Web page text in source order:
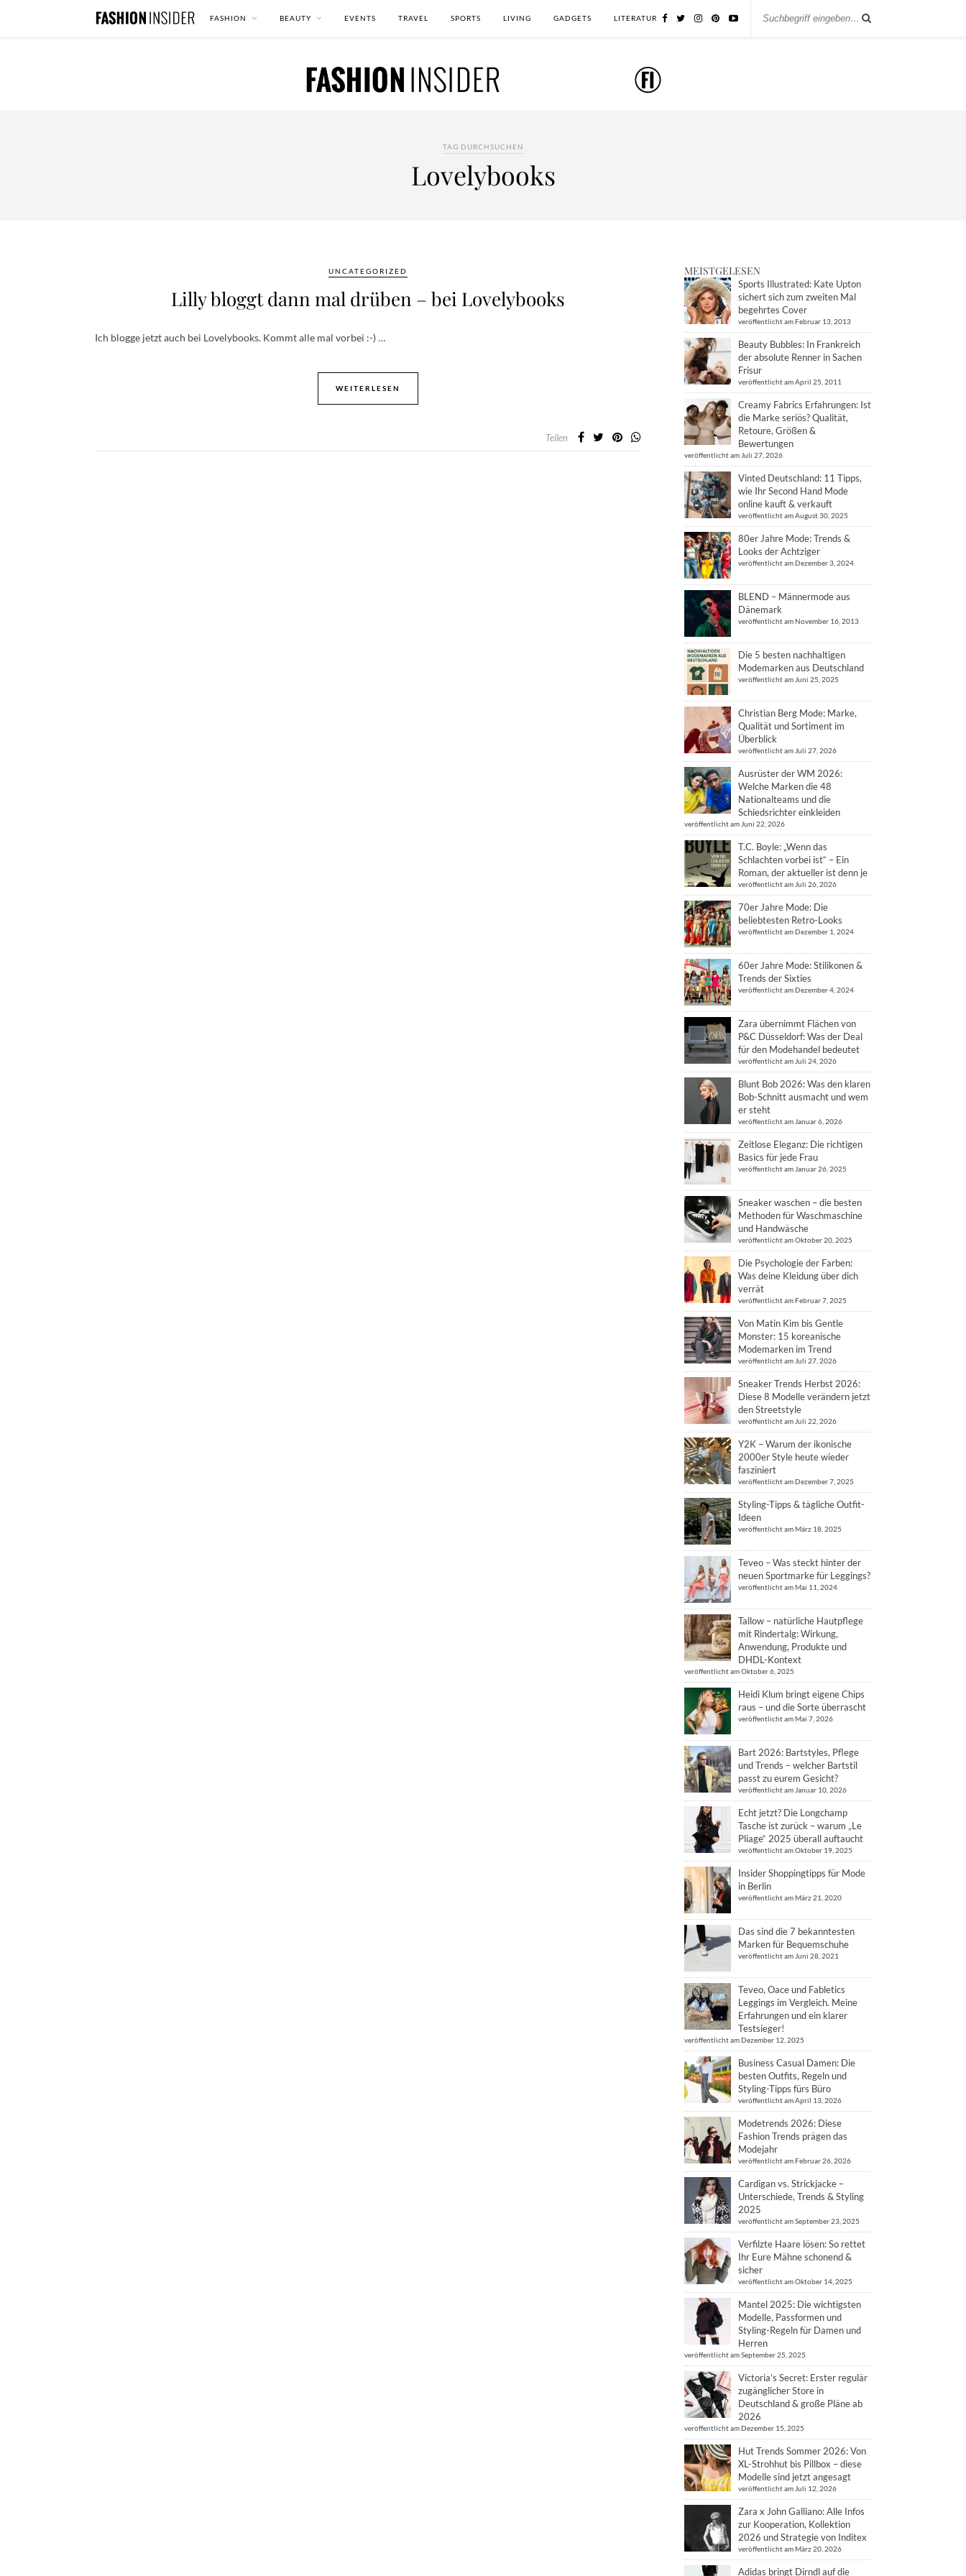
FASHION BEAUTY EVENTS TRAVEL SPORTS LIVING GADGETS LITERATUR
TAG DURCHSUCHEN
Lovelybooks
UNCATEGORIZED
Lilly bloggt dann mal drüben – bei Lovelybooks
Ich blogge jetzt auch bei Lovelybooks. Kommt alle mal vorbei :-) …
WEITERLESEN
Teilen
MEISTGELESEN
Sports Illustrated: Kate Upton
sichert sich zum zweiten Mal
begehrtes Cover
veröffentlicht am Februar 13, 2013
Beauty Bubbles: In Frankreich
der absolute Renner in Sachen
Frisur
veröffentlicht am April 25, 2011
Creamy Fabrics Erfahrungen: Ist
die Marke seriös? Qualität,
Retoure, Größen &
Bewertungen
veröffentlicht am Juli 27, 2026
Vinted Deutschland: 11 Tipps,
wie Ihr Second Hand Mode
online kauft & verkauft
veröffentlicht am August 30, 2025
80er Jahre Mode: Trends &
Looks der Achtziger
veröffentlicht am Dezember 3, 2024
BLEND – Männermode aus
Dänemark
veröffentlicht am November 16, 2013
Die 5 besten nachhaltigen
Modemarken aus Deutschland
veröffentlicht am Juni 25, 2025
Christian Berg Mode: Marke,
Qualität und Sortiment im
Überblick
veröffentlicht am Juli 27, 2026
Ausrüster der WM 2026:
Welche Marken die 48
Nationalteams und die
Schiedsrichter einkleiden
veröffentlicht am Juni 22, 2026
T.C. Boyle: „Wenn das
Schlachten vorbei ist“ – Ein
Roman, der aktueller ist denn je
veröffentlicht am Juli 26, 2026
70er Jahre Mode: Die
beliebtesten Retro-Looks
veröffentlicht am Dezember 1, 2024
60er Jahre Mode: Stilikonen &
Trends der Sixties
veröffentlicht am Dezember 4, 2024
Zara übernimmt Flächen von
P&C Düsseldorf: Was der Deal
für den Modehandel bedeutet
veröffentlicht am Juli 24, 2026
Blunt Bob 2026: Was den klaren
Bob-Schnitt ausmacht und wem
er steht
veröffentlicht am Januar 6, 2026
Zeitlose Eleganz: Die richtigen
Basics für jede Frau
veröffentlicht am Januar 26, 2025
Sneaker waschen – die besten
Methoden für Waschmaschine
und Handwäsche
veröffentlicht am Oktober 20, 2025
Die Psychologie der Farben:
Was deine Kleidung über dich
verrät
veröffentlicht am Februar 7, 2025
Von Matin Kim bis Gentle
Monster: 15 koreanische
Modemarken im Trend
veröffentlicht am Juli 27, 2026
Sneaker Trends Herbst 2026:
Diese 8 Modelle verändern jetzt
den Streetstyle
veröffentlicht am Juli 22, 2026
Y2K – Warum der ikonische
2000er Style heute wieder
fasziniert
veröffentlicht am Dezember 7, 2025
Styling-Tipps & tägliche Outfit-
Ideen
veröffentlicht am März 18, 2025
Teveo – Was steckt hinter der
neuen Sportmarke für Leggings?
veröffentlicht am Mai 11, 2024
Tallow – natürliche Hautpflege
mit Rindertalg: Wirkung,
Anwendung, Produkte und
DHDL-Kontext
veröffentlicht am Oktober 6, 2025
Heidi Klum bringt eigene Chips
raus – und die Sorte überrascht
veröffentlicht am Mai 7, 2026
Bart 2026: Bartstyles, Pflege
und Trends – welcher Bartstil
passt zu eurem Gesicht?
veröffentlicht am Januar 10, 2026
Echt jetzt? Die Longchamp
Tasche ist zurück – warum „Le
Pliage“ 2025 überall auftaucht
veröffentlicht am Oktober 19, 2025
Insider Shoppingtipps für Mode
in Berlin
veröffentlicht am März 21, 2020
Das sind die 7 bekanntesten
Marken für Bequemschuhe
veröffentlicht am Juni 28, 2021
Teveo, Oace und Fabletics
Leggings im Vergleich. Meine
Erfahrungen und ein klarer
Testsieger!
veröffentlicht am Dezember 12, 2025
Business Casual Damen: Die
besten Outfits, Regeln und
Styling-Tipps fürs Büro
veröffentlicht am April 13, 2026
Modetrends 2026: Diese
Fashion Trends prägen das
Modejahr
veröffentlicht am Februar 26, 2026
Cardigan vs. Strickjacke –
Unterschiede, Trends & Styling
2025
veröffentlicht am September 23, 2025
Verfilzte Haare lösen: So rettet
Ihr Eure Mähne schonend &
sicher
veröffentlicht am Oktober 14, 2025
Mantel 2025: Die wichtigsten
Modelle, Passformen und
Styling-Regeln für Damen und
Herren
veröffentlicht am September 25, 2025
Victoria’s Secret: Erster regulär
zugänglicher Store in
Deutschland & große Pläne ab
2026
veröffentlicht am Dezember 15, 2025
Hut Trends Sommer 2026: Von
XL-Strohhut bis Pillbox – diese
Modelle sind jetzt angesagt
veröffentlicht am Juli 12, 2026
Zara x John Galliano: Alle Infos
zur Kooperation, Kollektion
2026 und Strategie von Inditex
veröffentlicht am März 20, 2026
Adidas bringt Dirndl auf die